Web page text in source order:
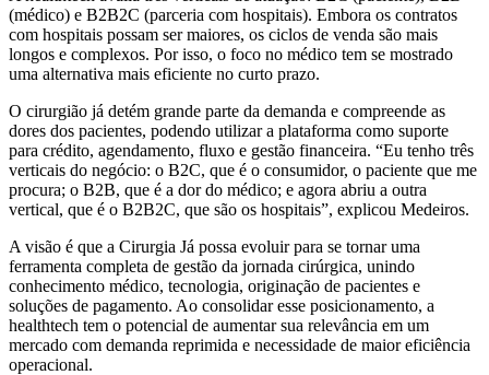
(médico) e B2B2C (parceria com hospitais). Embora os contratos
com hospitais possam ser maiores, os ciclos de venda são mais
longos e complexos. Por isso, o foco no médico tem se mostrado
uma alternativa mais eficiente no curto prazo.
O cirurgião já detém grande parte da demanda e compreende as
dores dos pacientes, podendo utilizar a plataforma como suporte
para crédito, agendamento, fluxo e gestão financeira. “Eu tenho três
verticais do negócio: o B2C, que é o consumidor, o paciente que me
procura; o B2B, que é a dor do médico; e agora abriu a outra
vertical, que é o B2B2C, que são os hospitais”, explicou Medeiros.
A visão é que a Cirurgia Já possa evoluir para se tornar uma
ferramenta completa de gestão da jornada cirúrgica, unindo
conhecimento médico, tecnologia, originação de pacientes e
soluções de pagamento. Ao consolidar esse posicionamento, a
healthtech tem o potencial de aumentar sua relevância em um
mercado com demanda reprimida e necessidade de maior eficiência
operacional.